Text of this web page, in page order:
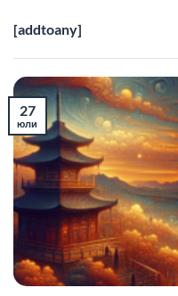
[addtoany]
27
юли